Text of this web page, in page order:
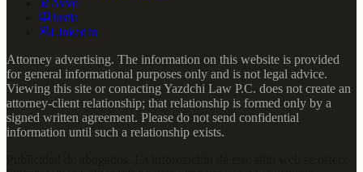
Avvo
Justia
LinkedIn
Attorney advertising. The information on this website is provided
for general informational purposes only and is not legal advice.
Viewing this site or contacting Yazdchi Law P.C. does not create an
attorney-client relationship; that relationship is formed only by a
signed written agreement. Please do not send confidential
information until such a relationship exists.